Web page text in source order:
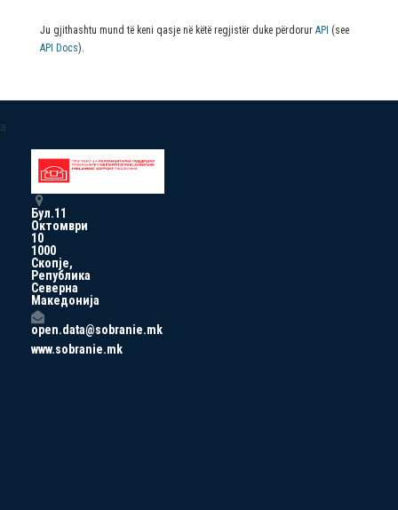
Ju gjithashtu mund të keni qasje në këtë regjistër duke përdorur API (see
API Docs).
a
Бул.11
Октомври
10
1000
Скопје,
Република
Северна
Македонија
open.data@sobranie.mk
www.sobranie.mk